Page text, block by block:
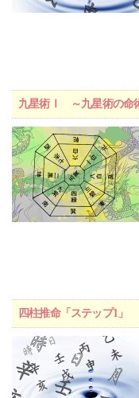
九星術Ⅰ ～九星術の命
四柱推命「ステップ1」